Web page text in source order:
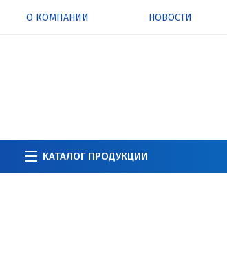
О КОМПАНИИ НОВОСТИ
КАТАЛОГ ПРОДУКЦИИ